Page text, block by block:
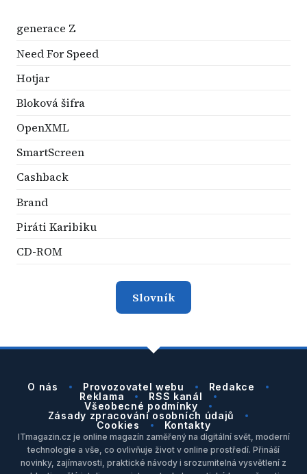
generace Z
Need For Speed
Hotjar
Bloková šifra
OpenXML
SmartScreen
Cashback
Brand
Piráti Karibiku
CD-ROM
Slovník
O nás Provozovatel webu
Redakce
Reklama
RSS kanál
Všeobecné podmínky
Zásady zpracování osobních údajů
Cookies
Kontakty
ITmagazin.cz je online magazín zaměřený na digitální svět, moderní
technologie a vše, co ovlivňuje život v online prostředí. Přináší
novinky, zajímavosti, praktické návody i srozumitelná vysvětlení z